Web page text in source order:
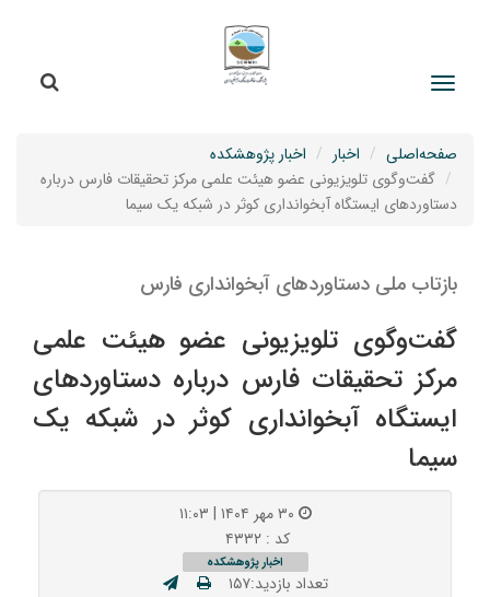
صفحه‌اصلی اخبار
اخبار پژوهشکده
گفت‌وگوی تلویزیونی عضو هیئت علمی مرکز تحقیقات فارس درباره
دستاوردهای ایستگاه آبخوانداری کوثر در شبکه یک سیما
بازتاب ملی دستاوردهای آبخوانداری فارس
گفت‌وگوی تلویزیونی عضو هیئت علمی
مرکز تحقیقات فارس درباره دستاوردهای
ایستگاه آبخوانداری کوثر در شبکه یک
سیما
کد : ۴۳۳۲
اخبار پژوهشکده
تعداد بازدید:۱۵۷